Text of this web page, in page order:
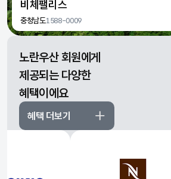
비체팰리스
충청남도1588-0009
노란우산 회원에게
제공되는 다양한
혜택이에요
혜택 더보기